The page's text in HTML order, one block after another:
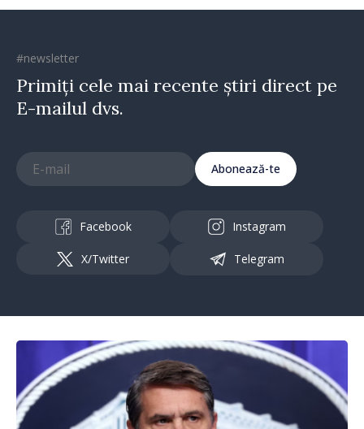
#newsletter
Primiți cele mai recente știri direct pe
E-mailul dvs.
Abonează-te
Facebook Instagram
X/Twitter Telegram